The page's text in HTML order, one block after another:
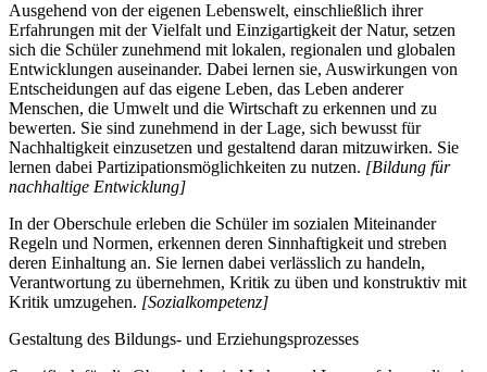
Ausgehend von der eigenen Lebenswelt, einschließlich ihrer
Erfahrungen mit der Vielfalt und Einzigartigkeit der Natur, setzen
sich die Schüler zunehmend mit lokalen, regionalen und globalen
Entwicklungen auseinander. Dabei lernen sie, Auswirkungen von
Entscheidungen auf das eigene Leben, das Leben anderer
Menschen, die Umwelt und die Wirtschaft zu erkennen und zu
bewerten. Sie sind zunehmend in der Lage, sich bewusst für
Nachhaltigkeit einzusetzen und gestaltend daran mitzuwirken. Sie
lernen dabei Partizipationsmöglichkeiten zu nutzen. [Bildung für
nachhaltige Entwicklung]
In der Oberschule erleben die Schüler im sozialen Miteinander
Regeln und Normen, erkennen deren Sinnhaftigkeit und streben
deren Einhaltung an. Sie lernen dabei verlässlich zu handeln,
Verantwortung zu übernehmen, Kritik zu üben und konstruktiv mit
Kritik umzugehen. [Sozialkompetenz]
Gestaltung des Bildungs- und Erziehungsprozesses